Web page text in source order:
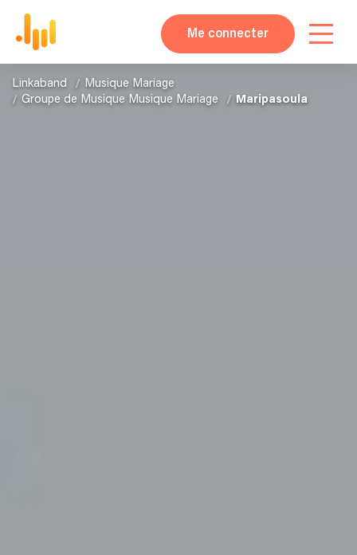
Me connecter
Linkaband
Musique Mariage
Groupe de Musique Musique Mariage
Maripasoula